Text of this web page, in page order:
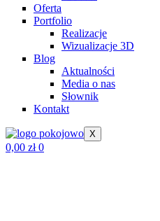
Oferta
Portfolio
Realizacje
Wizualizacje 3D
Blog
Aktualności
Media o nas
Słownik
Kontakt
X
0,00 zł 0